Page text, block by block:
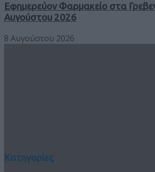
Εφημερεύον Φαρμακείο στα
Αυγούστου 2026
8 Αυγούστου 2026
Κατηγορίες